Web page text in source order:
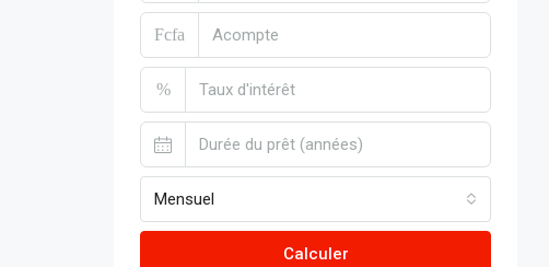
Fcfa
%
Mensuel
Calculer